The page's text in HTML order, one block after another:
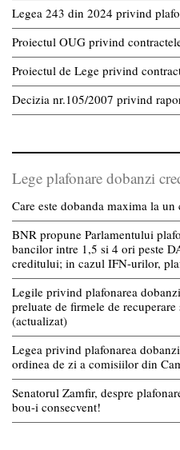
Legea 243 din 2024 privind
Proiectul OUG privind
Proiectul de Lege privind
Decizia nr.105/2007 privind
Lege plafonare dobanzi
Care este dobanda maxima la
BNR propune Parlamentului
bancilor intre 1,5 si 4 ori peste
creditului; in cazul IFN-urilor,
Legile privind plafonarea
preluate de firmele de
(actualizat)
Legea privind plafonarea
ordinea de zi a comisiilor din
Senatorul Zamfir, despre
bou-i consecvent!